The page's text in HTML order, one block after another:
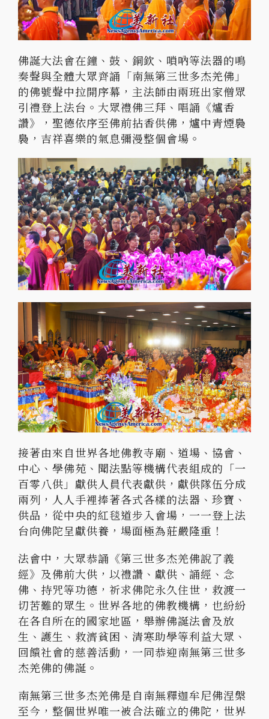
佛誕大法會在鐘、鼓、銅欽、嗩吶等法器的鳴
奏聲與全體大眾齊誦「南無第三世多杰羌佛」
的佛號聲中拉開序幕，主法師由兩班出家僧眾
引禮登上法台。大眾禮佛三拜、唱誦《爐香
讚》，聖德依序至佛前拈香供佛，爐中青煙裊
裊，吉祥喜樂的氣息彌漫整個會場。
接著由來自世界各地佛教寺廟、道場、協會、
中心、學佛苑、聞法點等機構代表組成的「一
百零八供」獻供人員代表獻供，獻供隊伍分成
兩列，人人手裡捧著各式各樣的法器、珍寶、
供品，從中央的紅毯道步入會場，一一登上法
台向佛陀呈獻供養，場面極為莊嚴隆重！
法會中，大眾恭誦《第三世多杰羌佛說了義
經》及佛前大供，以禮讚、獻供、誦經、念
佛、持咒等功德，祈求佛陀永久住世，救渡一
切苦難的眾生。世界各地的佛教機構，也紛紛
在各自所在的國家地區，舉辦佛誕法會及放
生、護生、救濟貧困、清寒助學等利益大眾、
回饋社會的慈善活動，一同恭迎南無第三世多
杰羌佛的佛誕。
南無第三世多杰羌佛是自南無釋迦牟尼佛涅槃
至今，整個世界唯一被合法確立的佛陀，世界